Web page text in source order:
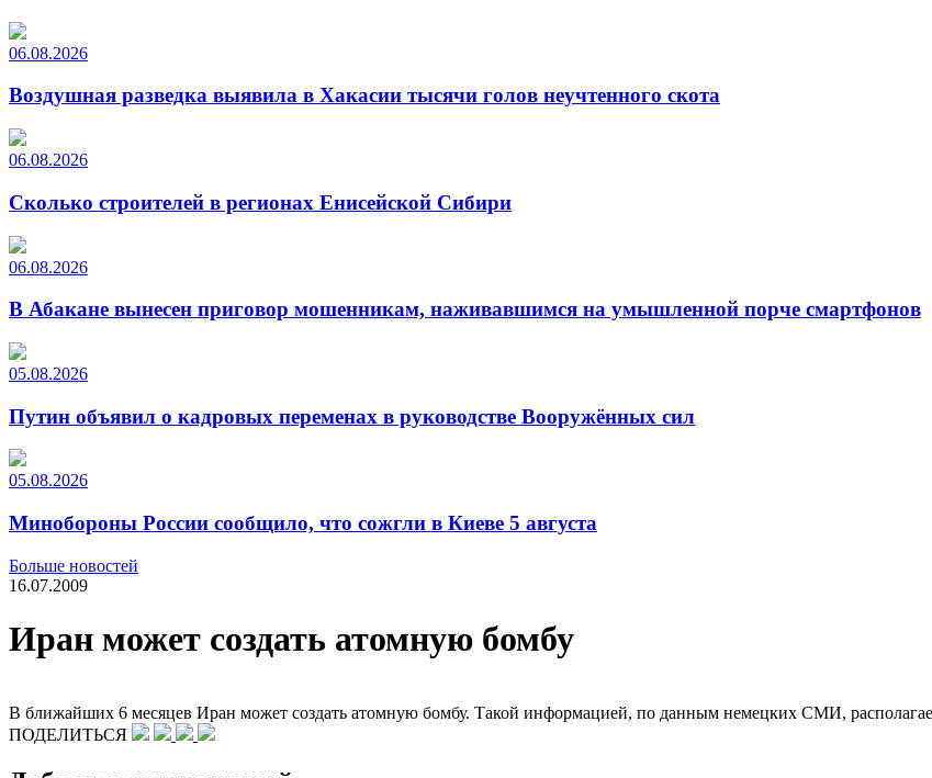
06.08.2026
Воздушная разведка выявила в Хакасии тысячи голов неучтенного скота
06.08.2026
Сколько строителей в регионах Енисейской Сибири
06.08.2026
В Абакане вынесен приговор мошенникам, наживавшимся на умышленной порче смартфонов
05.08.2026
Путин объявил о кадровых переменах в руководстве Вооружённых сил
05.08.2026
Минобороны России сообщило, что сожгли в Киеве 5 августа
Больше новостей
16.07.2009
Иран может создать атомную бомбу
В ближайших 6 месяцев Иран может создать атомную бомбу. Такой информацией, по данным немецких СМИ,
ПОДЕЛИТЬСЯ